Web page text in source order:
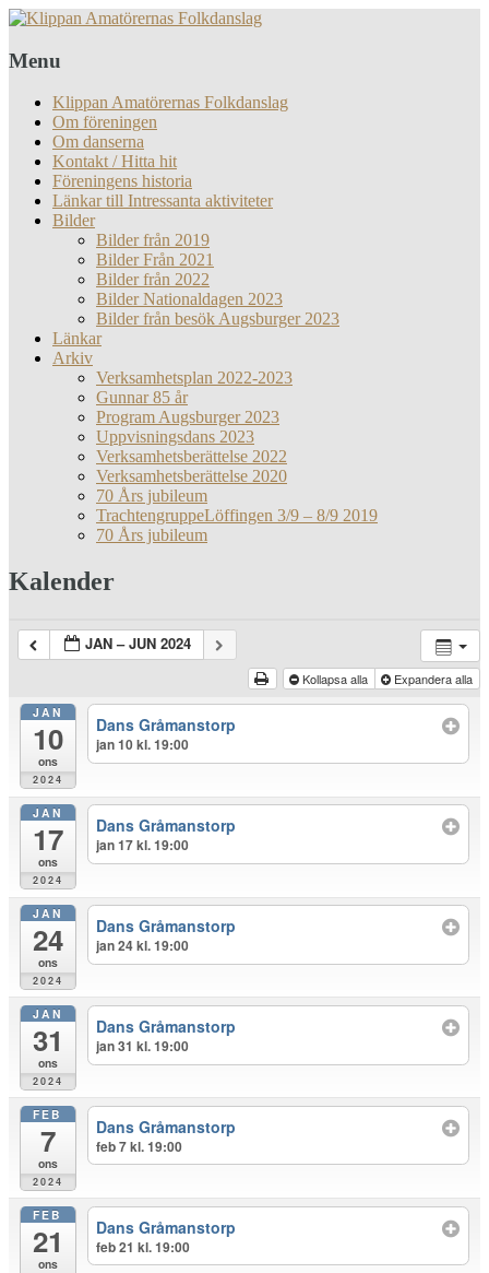
Menu
Klippan Amatörernas Folkdanslag
Om föreningen
Om danserna
Kontakt / Hitta hit
Föreningens historia
Länkar till Intressanta aktiviteter
Bilder
Bilder från 2019
Bilder Från 2021
Bilder från 2022
Bilder Nationaldagen 2023
Bilder från besök Augsburger 2023
Länkar
Arkiv
Verksamhetsplan 2022-2023
Gunnar 85 år
Program Augsburger 2023
Uppvisningsdans 2023
Verksamhetsberättelse 2022
Verksamhetsberättelse 2020
70 Års jubileum
TrachtengruppeLöffingen 3/9 – 8/9 2019
70 Års jubileum
Kalender
JAN – JUN 2024
Kollapsa alla Expandera alla
JAN
10
ons
2024
Dans Gråmanstorp
jan 10 kl. 19:00
JAN
17
ons
2024
Dans Gråmanstorp
jan 17 kl. 19:00
JAN
24
ons
2024
Dans Gråmanstorp
jan 24 kl. 19:00
JAN
31
ons
2024
Dans Gråmanstorp
jan 31 kl. 19:00
FEB
7
ons
2024
Dans Gråmanstorp
feb 7 kl. 19:00
FEB
21
ons
Dans Gråmanstorp
feb 21 kl. 19:00